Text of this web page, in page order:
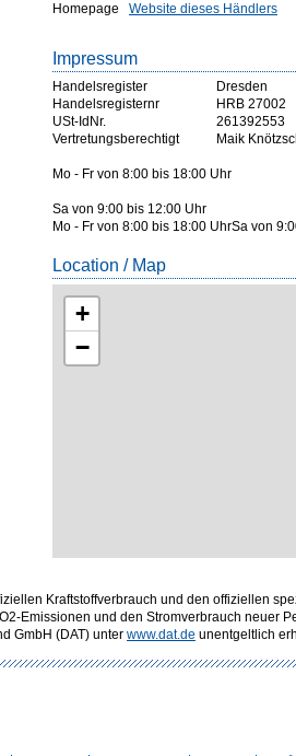
Homepage
Website dieses Händlers
Impressum
Handelsregister
Dresden
Handelsregisternr
HRB 27002
USt-IdNr.
261392553
Vertretungsberechtigt
Maik
Mo - Fr von 8:00 bis 18:00 Uhr
Sa von 9:00 bis 12:00 Uhr
Mo - Fr von 8:00 bis 18:00 UhrSa von
Location / Map
+
−
Kraftstoffverbrauch und den offiziellen
Emissionen und den Stromverbrauch neuer
GmbH (DAT) unter www.dat.de unentgeltlich